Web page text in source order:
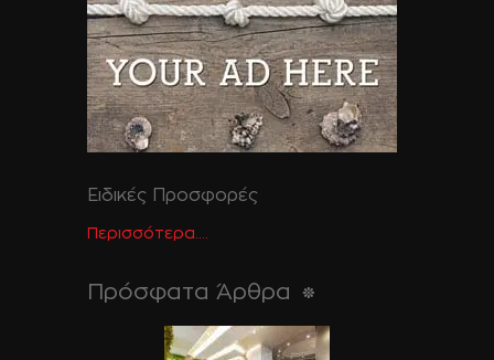
Ειδικές Προσφορές
Περισσότερα....
Πρόσφατα Άρθρα